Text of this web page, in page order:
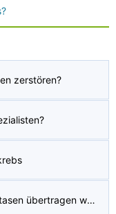
zerstören?
Kann Darmkrebs durch Knochenmetastasen übertragen werden?